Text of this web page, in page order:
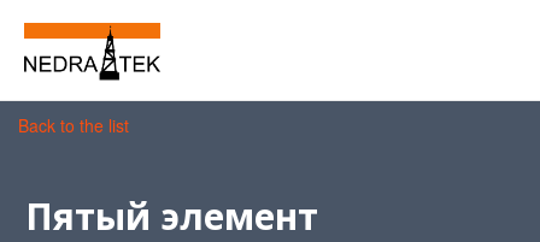
Back to the list
Пятый элемент